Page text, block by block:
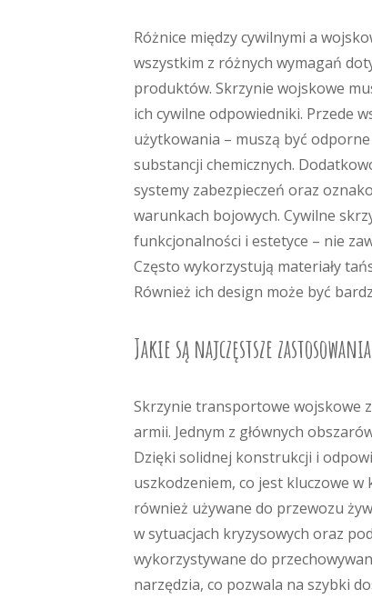
Różnice między cywilnymi a
wszystkim z różnych wymagań
produktów. Skrzynie wojskowe
ich cywilne odpowiedniki. Przede
użytkowania – muszą być
substancji chemicznych.
systemy zabezpieczeń oraz
warunkach bojowych. Cywilne
funkcjonalności i estetyce – nie
Często wykorzystują materiały
Również ich design może być
Jakie są najczęstsze
Skrzynie transportowe wojskowe
armii. Jednym z głównych
Dzięki solidnej konstrukcji i
uszkodzeniem, co jest kluczowe
również używane do przewozu
w sytuacjach kryzysowych oraz
wykorzystywane do
narzędzia, co pozwala na szybki